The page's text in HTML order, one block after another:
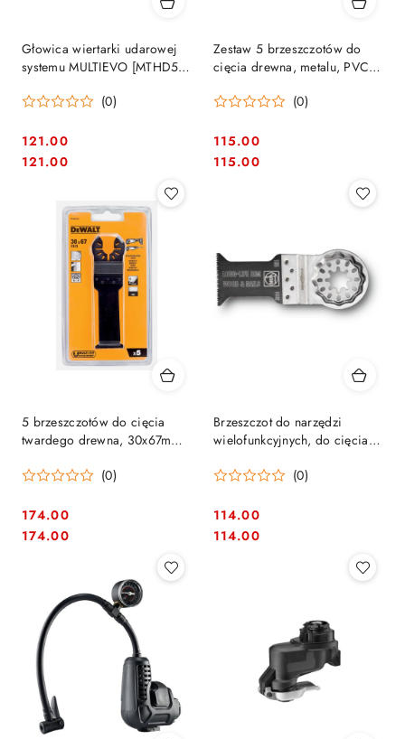
Głowica wiertarki udarowej
systemu MULTIEVO [MTHD5-
(0)
Cena:
121.00
Cena:
121.00
Zestaw 5 brzeszczotów do
cięcia drewna, metalu, PVC
(0)
Cena:
115.00
Cena:
115.00
5 brzeszczotów do cięcia
twardego drewna, 30x67mm,
(0)
Cena:
174.00
Cena:
174.00
Brzeszczot do narzędzi
wielofunkcyjnych, do cięcia
płyt G-K, 50x35mm,
WOO
(0)
Cena:
114.00
Cena:
114.00